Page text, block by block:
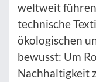
weltweit
technische
ökologischen
bewusst: Um
Nachhaltigkeit